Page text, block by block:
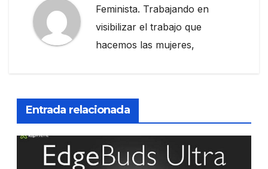
Feminista. Trabajando en
visibilizar el trabajo que
hacemos las mujeres,
Entrada relacionada